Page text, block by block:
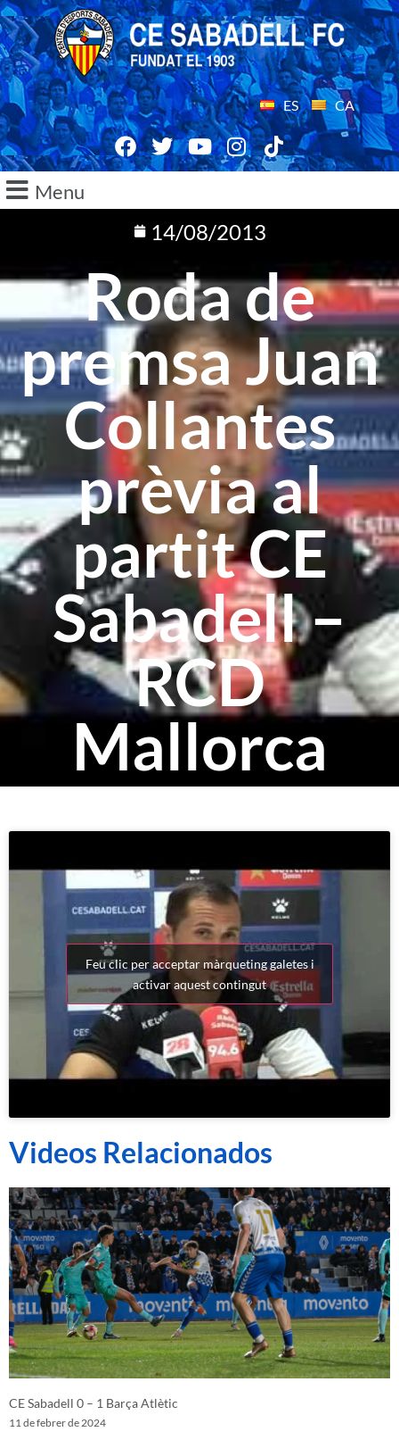
ES CA
Menu
14/08/2013
Roda de
premsa Juan
Collantes
prèvia al
partit CE
Sabadell –
RCD
Mallorca
Feu clic per acceptar màrqueting galetes i
activar aquest contingut
Videos Relacionados
CE Sabadell 0 – 1 Barça Atlètic
11 de febrer de 2024